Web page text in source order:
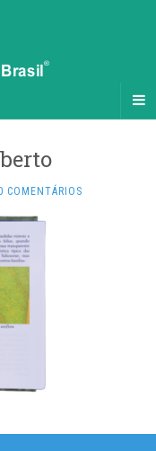
COMENTÁRIOS